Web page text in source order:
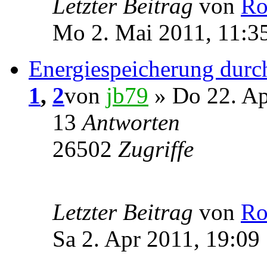
Letzter Beitrag von
Mo 2. Mai 2011,
Energiespeicherung
1, 2von jb79 » Do 22.
13Antworten
26502 Zugriffe
Letzter Beitrag von
Sa 2. Apr 2011, 19:09